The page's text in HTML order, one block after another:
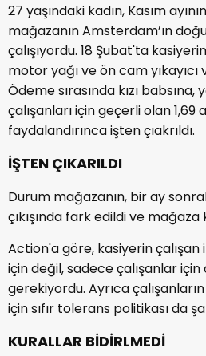
27 yaşındaki kadın, Kasım
mağazanın Amsterdam’ın
çalışıyordu. 18 Şubat'ta
motor yağı ve ön cam yıkayıcı
Ödeme sırasında kızı babsına,
çalışanları için geçerli olan
faydalandırınca işten çıakrıldı.
İŞTEN ÇIKARILDI
Durum mağazanın, bir ay
çıkışında fark edildi ve mağaza
Action'a göre, kasiyerin
için değil, sadece çalışanlar
gerekiyordu. Ayrıca
için sıfır tolerans politikası da
KURALLAR BİDİRLMEDİ